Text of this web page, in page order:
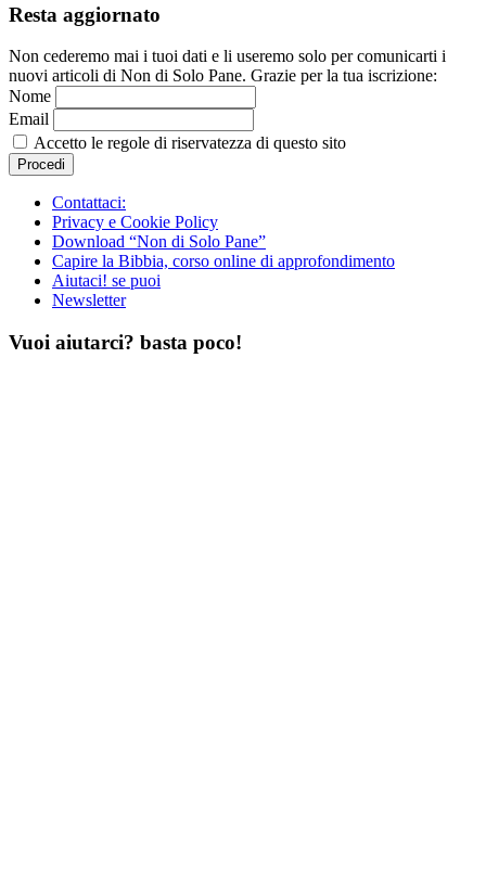
Resta aggiornato
Non cederemo mai i tuoi dati e li useremo solo per comunicarti i
nuovi articoli di Non di Solo Pane. Grazie per la tua iscrizione:
Nome
Email
Accetto le regole di riservatezza di questo sito
Contattaci:
Privacy e Cookie Policy
Download “Non di Solo Pane”
Capire la Bibbia, corso online di approfondimento
Aiutaci! se puoi
Newsletter
Vuoi aiutarci? basta poco!